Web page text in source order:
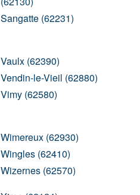
Sangatte (62231)
Vaulx (62390)
Vendin-le-Vieil (62880)
Vimy (62580)
Wimereux (62930)
Wingles (62410)
Wizernes (62570)